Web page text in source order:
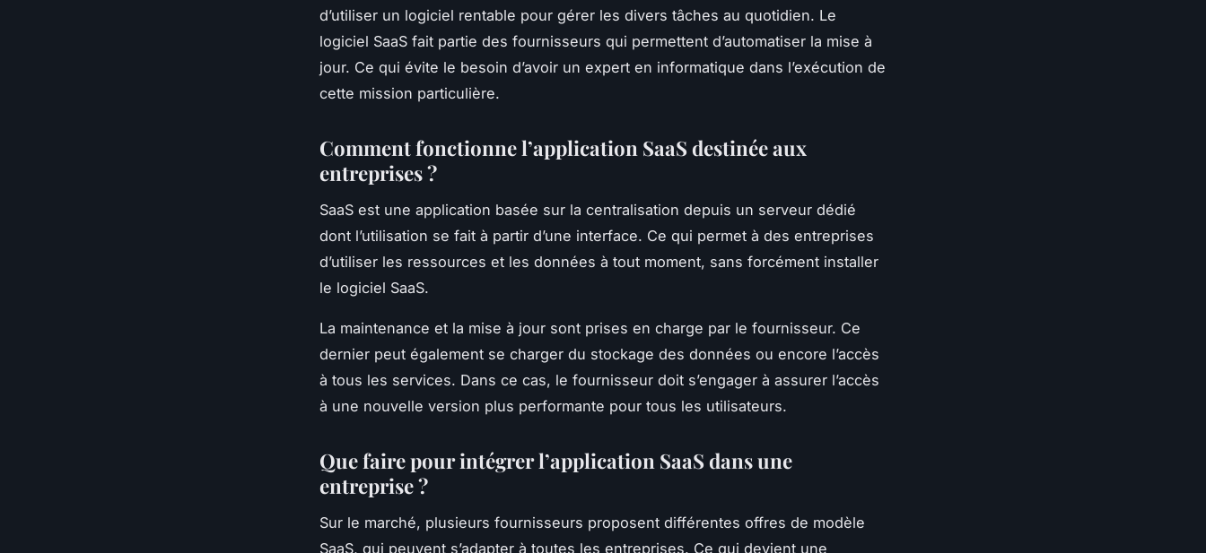
d’utiliser un logiciel rentable pour gérer les divers tâches au quotidien. Le
logiciel SaaS fait partie des fournisseurs qui permettent d’automatiser la mise à
jour. Ce qui évite le besoin d’avoir un expert en informatique dans l’exécution de
cette mission particulière.
Comment fonctionne l’application SaaS destinée aux
entreprises ?
SaaS est une application basée sur la centralisation depuis un serveur dédié
dont l’utilisation se fait à partir d’une interface. Ce qui permet à des entreprises
d’utiliser les ressources et les données à tout moment, sans forcément installer
le logiciel SaaS.
La maintenance et la mise à jour sont prises en charge par le fournisseur. Ce
dernier peut également se charger du stockage des données ou encore l’accès
à tous les services. Dans ce cas, le fournisseur doit s’engager à assurer l’accès
à une nouvelle version plus performante pour tous les utilisateurs.
Que faire pour intégrer l’application SaaS dans une
entreprise ?
Sur le marché, plusieurs fournisseurs proposent différentes offres de modèle
SaaS, qui peuvent s’adapter à toutes les entreprises. Ce qui devient une